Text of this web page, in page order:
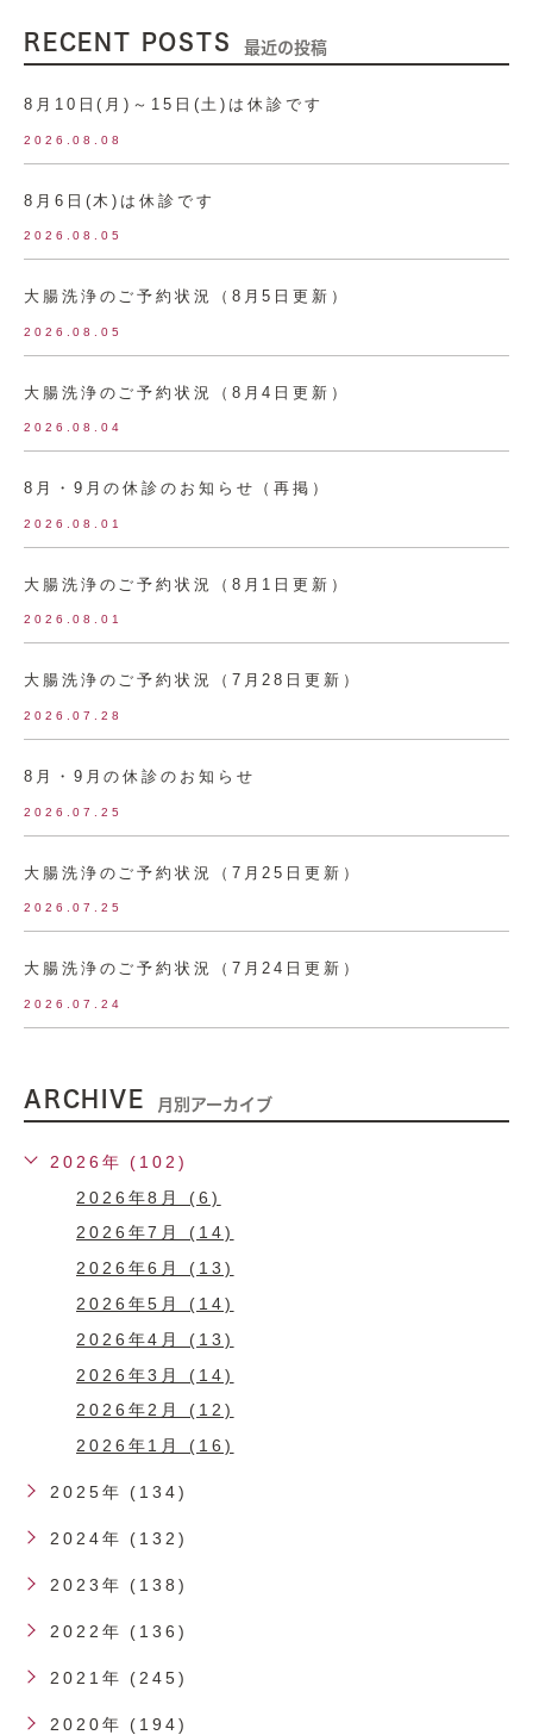
RECENT POSTS 最近の投稿
8月10日(月)～15日(土)は休診です
2026.08.08
8月6日(木)は休診です
2026.08.05
大腸洗浄のご予約状況（8月5日更新）
2026.08.05
大腸洗浄のご予約状況（8月4日更新）
2026.08.04
8月・9月の休診のお知らせ（再掲）
2026.08.01
大腸洗浄のご予約状況（8月1日更新）
2026.08.01
大腸洗浄のご予約状況（7月28日更新）
2026.07.28
8月・9月の休診のお知らせ
2026.07.25
大腸洗浄のご予約状況（7月25日更新）
2026.07.25
大腸洗浄のご予約状況（7月24日更新）
2026.07.24
ARCHIVE 月別アーカイブ
2026年 (102)
2026年8月 (6)
2026年7月 (14)
2026年6月 (13)
2026年5月 (14)
2026年4月 (13)
2026年3月 (14)
2026年2月 (12)
2026年1月 (16)
2025年 (134)
2024年 (132)
2023年 (138)
2022年 (136)
2021年 (245)
2020年 (194)